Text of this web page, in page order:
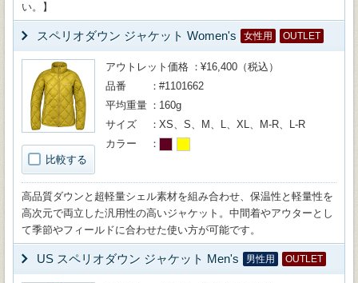
い。】
スペリオダウン ジャケット Women's 女性用 OUTLET
比較する
アウトレット価格
¥16,400（税込）
品番
#1101662
平均重量
160g
サイズ
XS、S、M、L、XL、M-R、L-R
カラー
高品質ダウンと超軽量シェル素材を組み合わせ、保温性と軽量性を
高次元で両立した汎用性の高いジャケット。中間着やアウターとし
て季節やフィールドに合わせた使い方が可能です。
US スペリオダウン ジャケット Men's 男性用 OUTLET